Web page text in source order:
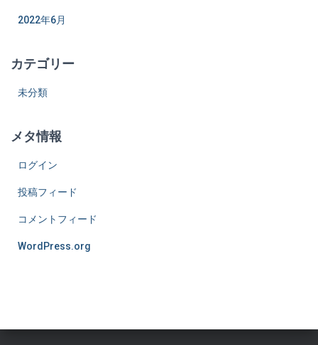
2022年6月
カテゴリー
未分類
メタ情報
ログイン
投稿フィード
コメントフィード
WordPress.org